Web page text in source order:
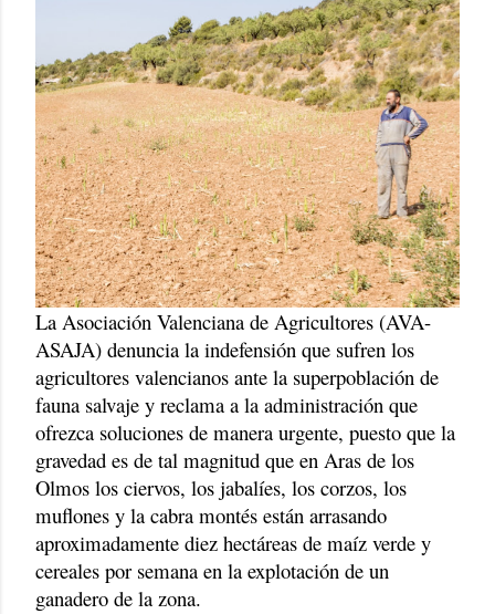
La Asociación Valenciana de Agricultores (AVA-
ASAJA) denuncia la indefensión que sufren los
agricultores valencianos ante la superpoblación de
fauna salvaje y reclama a la administración que
ofrezca soluciones de manera urgente, puesto que la
gravedad es de tal magnitud que en Aras de los
Olmos los ciervos, los jabalíes, los corzos, los
muflones y la cabra montés están arrasando
aproximadamente diez hectáreas de maíz verde y
cereales por semana en la explotación de un
ganadero de la zona.